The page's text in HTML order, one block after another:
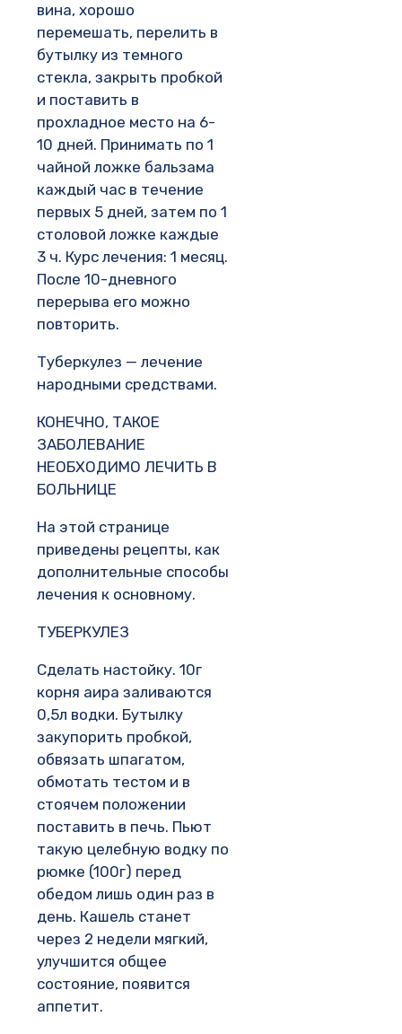
вина, хорошо
перемешать, перелить в
бутылку из темного
стекла, закрыть пробкой
и поставить в
прохладное место на 6-
10 дней. Принимать по 1
чайной ложке бальзама
каждый час в течение
первых 5 дней, затем по 1
столовой ложке каждые
3 ч. Курс лечения: 1 месяц.
После 10-дневного
перерыва его можно
повторить.
Туберкулез — лечение
народными средствами.
КОНЕЧНО, ТАКОЕ
ЗАБОЛЕВАНИЕ
НЕОБХОДИМО ЛЕЧИТЬ В
БОЛЬНИЦЕ
На этой странице
приведены рецепты, как
дополнительные способы
лечения к основному.
ТУБЕРКУЛЕЗ
Сделать настойку. 10г
корня аира заливаются
0,5л водки. Бутылку
закупорить пробкой,
обвязать шпагатом,
обмотать тестом и в
стоячем положении
поставить в печь. Пьют
такую целебную водку по
рюмке (100г) перед
обедом лишь один раз в
день. Кашель станет
через 2 недели мягкий,
улучшится общее
состояние, появится
аппетит.